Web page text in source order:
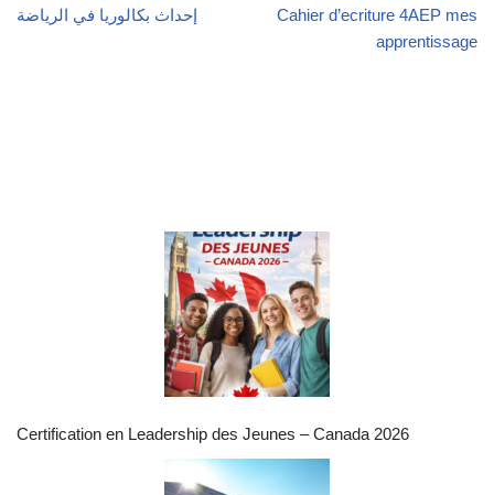
إحداث بكالوريا في الرياضة
Cahier d’ecriture 4AEP mes
apprentissage
Certification en Leadership des Jeunes – Canada 2026